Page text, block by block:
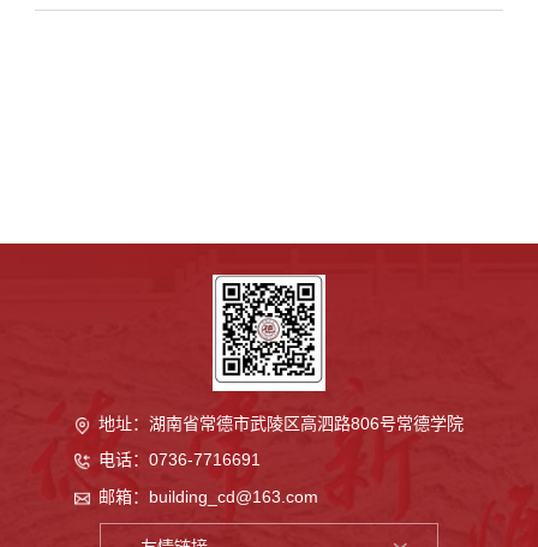
地址：湖南省常德市武陵区高泗路806号常德学院
电话：0736-7716691
邮箱：building_cd@163.com